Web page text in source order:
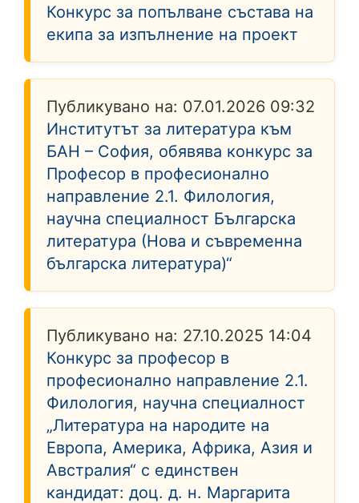
Конкурс за попълване състава на
екипа за изпълнение на проект
Публикувано на: 07.01.2026 09:32
Институтът за литература към
БАН – София, обявява конкурс за
Професор в професионално
направление 2.1. Филология,
научна специалност Българска
литература (Нова и съвременна
българска литература)“
Публикувано на: 27.10.2025 14:04
Конкурс за професор в
професионално направление 2.1.
Филология, научна специалност
„Литература на народите на
Европа, Америка, Африка, Азия и
Австралия“ с единствен
кандидат: доц. д. н. Маргарита